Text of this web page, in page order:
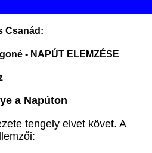
Csanád:
- NAPÚT ELEMZÉSE
a Napúton
tengely elvet követ. A